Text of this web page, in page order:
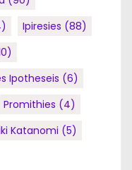
Ipiresies (88)
Ipotheseis (6)
Promithies (4)
Katanomi (5)